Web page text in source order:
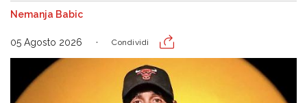
Nemanja Babic
05 Agosto 2026 Condividi